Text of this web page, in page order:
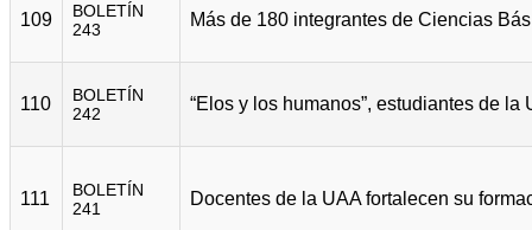
109
BOLETÍN
243
110
BOLETÍN
242
111
BOLETÍN
241